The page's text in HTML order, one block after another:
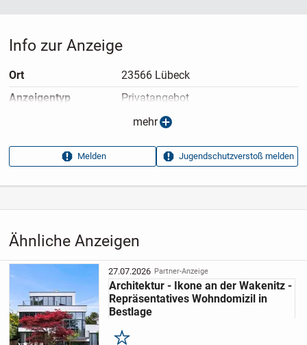
Ähnliche Anzeigen
27.07.2026 Partner-Anzeige
Architektur - Ikone an der Wakenitz -
Repräsentatives Wohndomizil in
Bestlage
Info zur Anzeige
Ort
23566 Lübeck
Anzeigen­typ
Privatangebot
09.05.2026
Aufrufe dieser
25
mehr
Melden Jugendschutzverstoß melden